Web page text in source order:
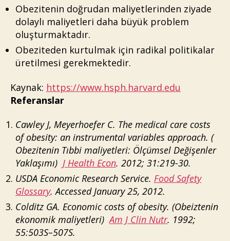
Obezitenin doğrudan maliyetlerinden ziyade
dolaylı maliyetleri daha büyük problem
oluşturmaktadır.
Obeziteden kurtulmak için radikal politikalar
üretilmesi gerekmektedir.
Kaynak: https://www.hsph.harvard.edu
Referanslar
Cawley J, Meyerhoefer C. The medical care costs
of obesity: an instrumental variables approach. (
Obezitenin Tıbbi maliyetleri: Ölçümsel Değişenler
Yaklaşımı) J Health Econ. 2012; 31:219-30.
USDA Economic Research Service. Food Safety
Glossary. Accessed January 25, 2012.
Colditz GA. Economic costs of obesity. (Obeiztenin
ekonomik maliyetleri)Am J Clin Nutr. 1992;
55:503S–507S.